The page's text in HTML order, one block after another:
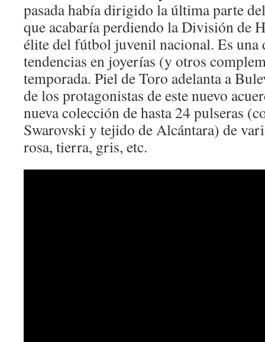
pasada había dirigido la última parte
que acabaría perdiendo la División de
élite del fútbol juvenil nacional. Es una
tendencias en joyerías (y otros
temporada. Piel de Toro adelanta a
de los protagonistas de este nuevo
nueva colección de hasta 24 pulseras
Swarovski y tejido de Alcántara) de
rosa, tierra, gris, etc.